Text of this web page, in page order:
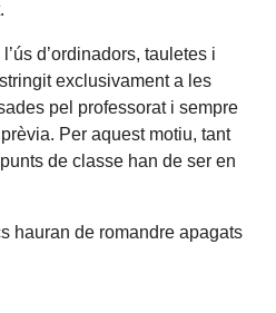
d’ordinadors, tauletes i
exclusivament a les
pel professorat i sempre
Per aquest motiu, tant
de classe han de ser en
hauran de romandre apagats